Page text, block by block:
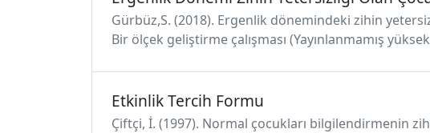
Gürbüz,S. (2018). Ergenlik dönemindeki zihin
Bir ölçek geliştirme çalışması (Yayınlanmamış
Etkinlik Tercih Formu
Çiftçi, İ. (1997). Normal çocukları bilgilendirmenin